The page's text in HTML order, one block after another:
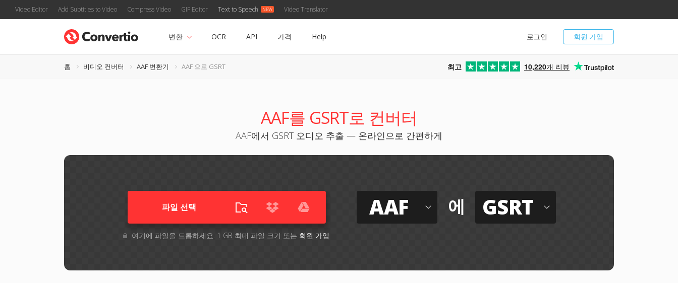
Video Editor Add Subtitles to Video Compress Video GIF Editor Text to Speech Video Translator
회원 가입
로그인
변환 OCR API 가격 Help
홈 비디오 컨버터 AAF 변환기 AAF 으로 GSRT 최고 10,220개 리뷰
AAF를 GSRT로 컨버터
AAF에서 GSRT 오디오 추출 — 온라인으로 간편하게
파일 선택
여기에 파일을 드롭하세요. 1 GB 최대 파일 크기 또는 회원 가입
AAF 에 GSRT